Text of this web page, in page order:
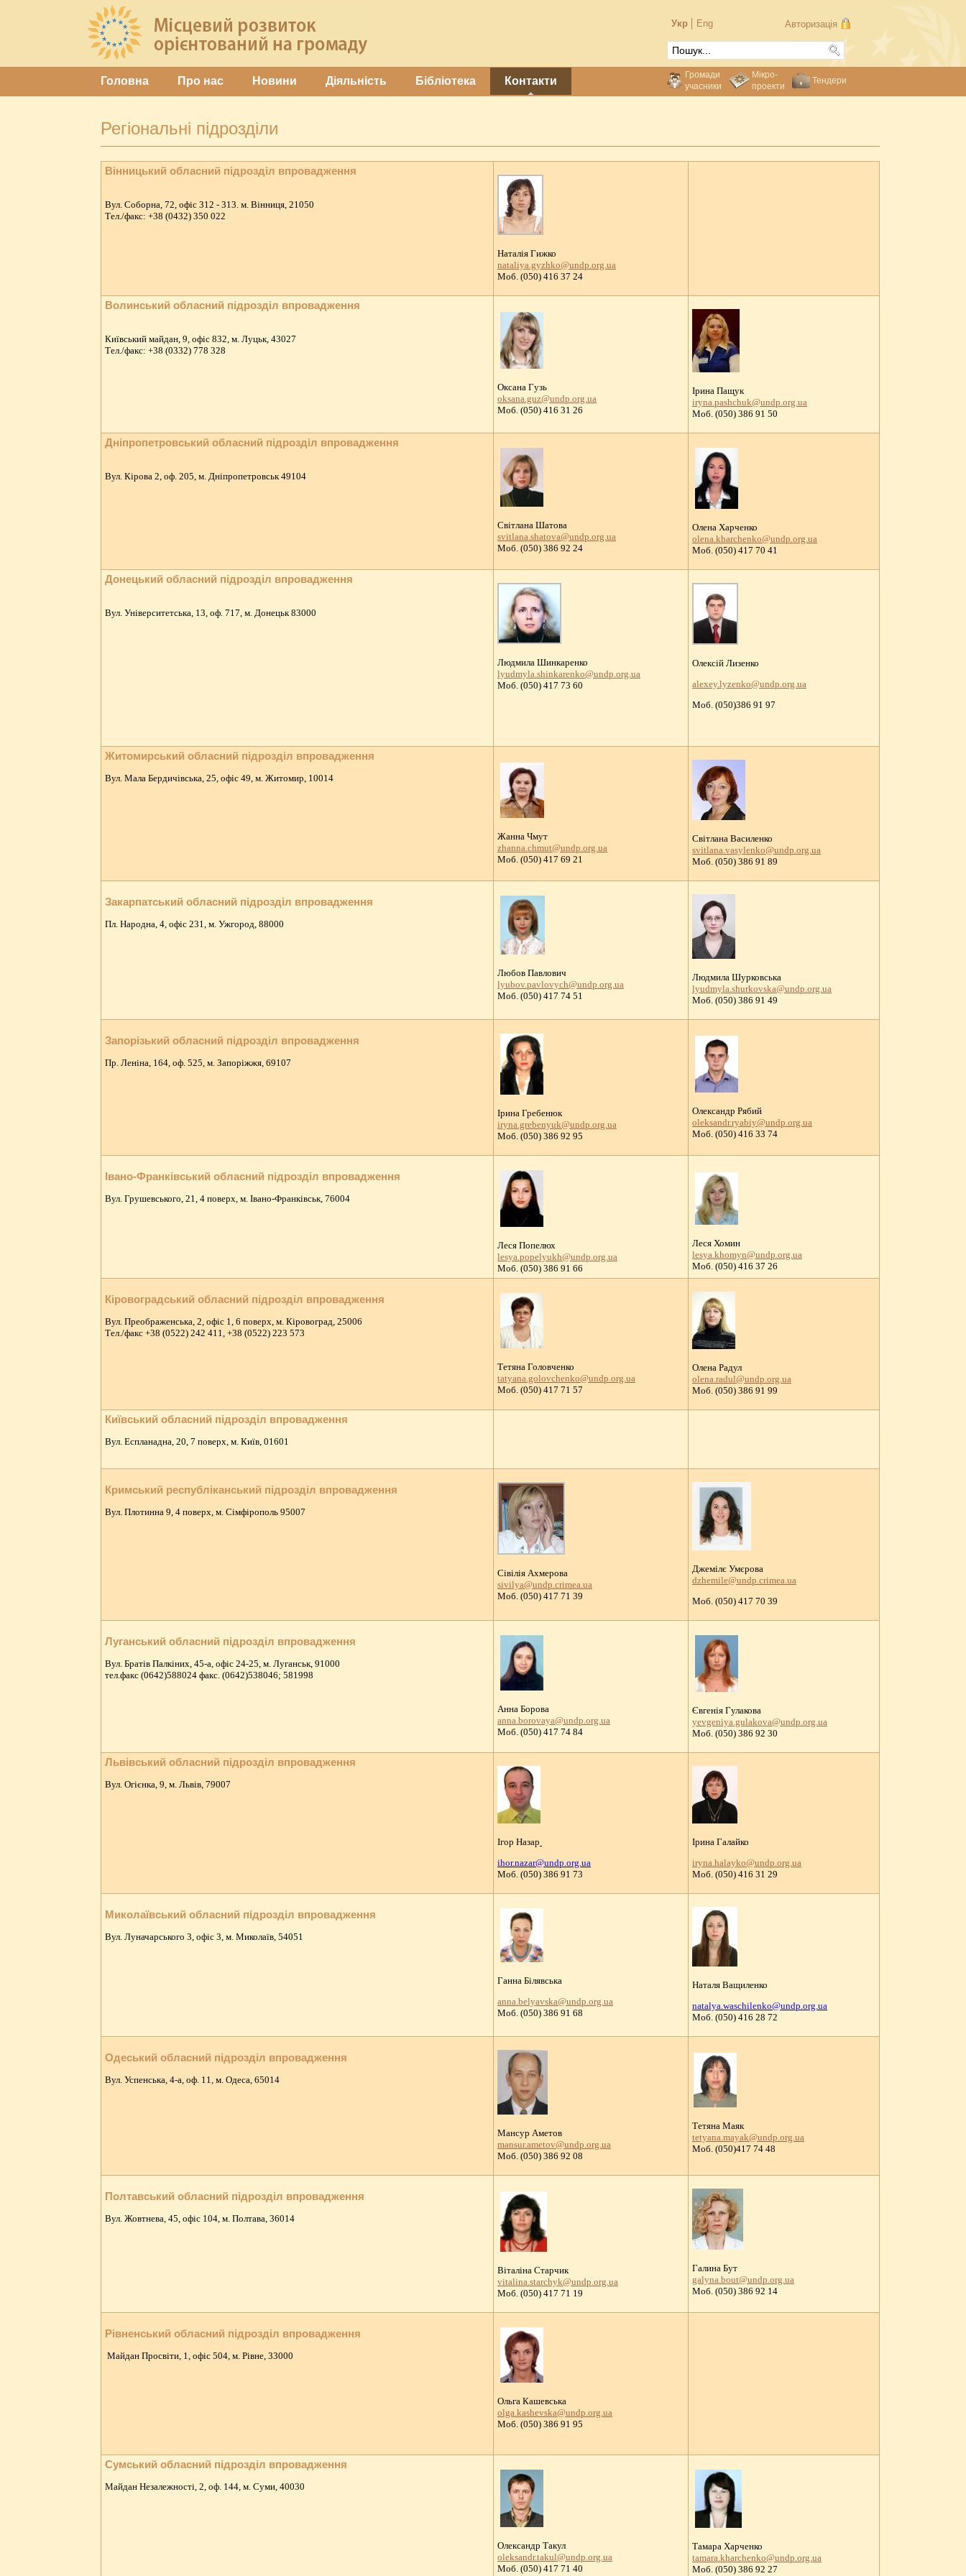
Укр Eng Авторизація
Головна Про нас Новини Діяльність Бібліотека Контакти
Громади
учасники
Мікро-
проекти
Тендери
Регіональні підрозділи
Вінницький обласний підрозділ впровадження
Вул. Соборна, 72, офіс 312 - 313. м. Вінниця, 21050
Тeл./факс: +38 (0432) 350 022
Наталія Гижко
nataliya.gyzhko@undp.org.ua
Moб. (050) 416 37 24
Волинський обласний підрозділ впровадження
Київський майдан, 9, офіс 832, м. Луцьк, 43027
Тeл./факс: +38 (0332) 778 328
Оксана Гузь
oksana.guz@undp.org.ua
Moб. (050) 416 31 26
Ірина Пащук
iryna.pashchuk@undp.org.ua
Моб. (050) 386 91 50
Дніпропетровський обласний підрозділ впровадження
Вул. Кірова 2, оф. 205, м. Дніпропетровськ 49104
Світлана Шатова
svitlana.shatova@undp.org.ua
Моб. (050) 386 92 24
Олена Харченко
olena.kharchenko@undp.org.ua
Moб. (050) 417 70 41
Донецький обласний підрозділ впровадження
Вул. Університетська, 13, оф. 717, м. Донецьк 83000
Людмила Шинкаренко
lyudmyla.shinkarenko@undp.org.ua
Моб. (050) 417 73 60
Олексій Лизенко
alexey.lyzenko@undp.org.ua
Моб. (050)386 91 97
Житомирський обласний підрозділ впровадження
Вул. Мала Бердичівська, 25, офіс 49, м. Житомир, 10014
Жанна Чмут
zhanna.chmut@undp.org.ua
Моб. (050) 417 69 21
Світлана Василенко
svitlana.vasylenko@undp.org.ua
Моб. (050) 386 91 89
Закарпатський обласний підрозділ впровадження
Пл. Народна, 4, офіс 231, м. Ужгород, 88000
Любов Павлович
lyubov.pavlovych@undp.org.ua
Moб. (050) 417 74 51
Людмила Шурковська
lyudmyla.shurkovska@undp.org.ua
Моб. (050) 386 91 49
Запорізький обласний підрозділ впровадження
Пр. Леніна, 164, оф. 525, м. Запоріжжя, 69107
Ірина Гребенюк
iryna.grebenyuk@undp.org.ua
Моб. (050) 386 92 95
Олександр Рябий
oleksandr.ryabiy@undp.org.ua
Moб. (050) 416 33 74
Івано-Франківський обласний підрозділ впровадження
Вул. Грушевського, 21, 4 поверх, м. Івано-Франківськ, 76004
Леся Попелюх
lesya.popelyukh@undp.org.ua
Моб. (050) 386 91 66
Леся Хомин
lesya.khomyn@undp.org.ua
Moб. (050) 416 37 26
Кіровоградський обласний підрозділ впровадження
Вул. Преображенська, 2, офіс 1, 6 поверх, м. Кіровоград, 25006
Тeл./факс +38 (0522) 242 411, +38 (0522) 223 573
Тетяна Головченко
tatyana.golovchenko@undp.org.ua
Моб. (050) 417 71 57
Олена Радул
olena.radul@undp.org.ua
Моб. (050) 386 91 99
Київський обласний підрозділ впровадження
Вул. Еспланадна, 20, 7 поверх, м. Київ, 01601
Кримський республіканський підрозділ впровадження
Вул. Плотинна 9, 4 поверх, м. Сімфірополь 95007
Сівілія Ахмерова
sivilya@undp.crimea.ua
Moб. (050) 417 71 39
Джемілє Умєрова
dzhemile@undp.crimea.ua
Моб. (050) 417 70 39
Луганський обласний підрозділ впровадження
Вул. Братів Палкіних, 45-а, офіс 24-25, м. Луганськ, 91000
тел.факс (0642)588024 факс. (0642)538046; 581998
Анна Борова
anna.borovaya@undp.org.ua
Моб. (050) 417 74 84
Євгенія Гулакова
yevgeniya.gulakova@undp.org.ua
Моб. (050) 386 92 30
Львівський обласний підрозділ впровадження
Вул. Огієнка, 9, м. Львів, 79007
Ігор Назар
ihor.nazar@undp.org.ua
Моб. (050) 386 91 73
Ірина Галайко
iryna.halayko@undp.org.ua
Моб. (050) 416 31 29
Миколаївський обласний підрозділ впровадження
Вул. Луначарського 3, офіс 3, м. Миколаїв, 54051
Ганна Білявська
anna.belyavska@undp.org.ua
Моб. (050) 386 91 68
Наталя Ващиленко
natalya.waschilenko@undp.org.ua
Moб. (050) 416 28 72
Одеський обласний підрозділ впровадження
Вул. Успенська, 4-а, оф. 11, м. Одеса, 65014
Мансур Аметов
mansur.ametov@undp.org.ua
Моб. (050) 386 92 08
Тетяна Маяк
tetyana.mayak@undp.org.ua
Моб. (050)417 74 48
Полтавський обласний підрозділ впровадження
Вул. Жовтнева, 45, офіс 104, м. Полтава, 36014
Віталіна Старчик
vitalina.starchyk@undp.org.ua
Моб. (050) 417 71 19
Галина Бут
galyna.bout@undp.org.ua
Моб. (050) 386 92 14
Рівненський обласний підрозділ впровадження
Майдан Просвіти, 1, офіс 504, м. Рівне, 33000
Ольга Кашевська
olga.kashevska@undp.org.ua
Моб. (050) 386 91 95
Сумський обласний підрозділ впровадження
Майдан Незалежності, 2, оф. 144, м. Суми, 40030
Олександр Такул
oleksandr.takul@undp.org.ua
Моб. (050) 417 71 40
Тамара Харченко
tamara.kharchenko@undp.org.ua
Моб. (050) 386 92 27